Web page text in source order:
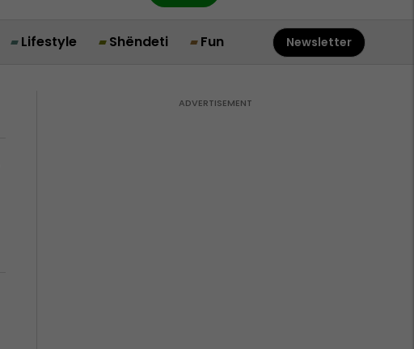
Lifestyle Shëndeti Fun Newsletter